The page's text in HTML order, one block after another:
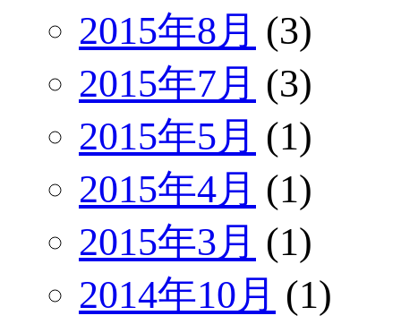
2015年8月 (3)
2015年7月 (3)
2015年5月 (1)
2015年4月 (1)
2015年3月 (1)
2014年10月 (1)